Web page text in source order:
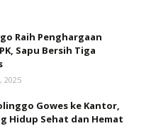
Raih Penghargaan
Sapu Bersih Tiga
2025
Gowes ke Kantor,
Hidup Sehat dan Hemat